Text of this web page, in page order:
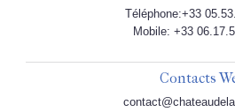
Téléphone:+33
Mobile: +33
Contacts